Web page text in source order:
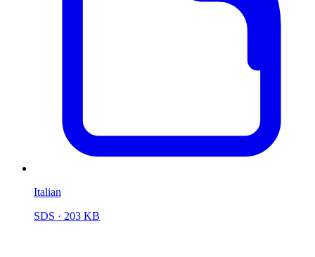
Italian
SDS · 203 KB